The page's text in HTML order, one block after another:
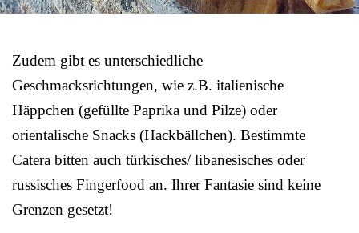
Zudem gibt es unterschiedliche
Geschmacksrichtungen, wie z.B. italienische
Häppchen (gefüllte Paprika und Pilze) oder
orientalische Snacks (Hackbällchen). Bestimmte
Catera bitten auch türkisches/ libanesisches oder
russisches Fingerfood an. Ihrer Fantasie sind keine
Grenzen gesetzt!